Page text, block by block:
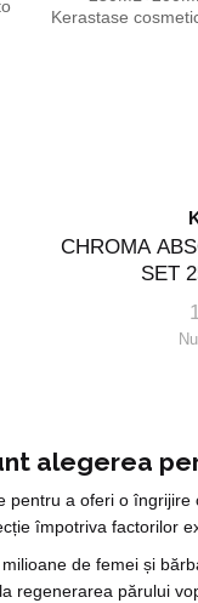
alegerea
pentru a oferi o
împotriva factorilor
de femei și
regenerarea părului
CHROMA
SET